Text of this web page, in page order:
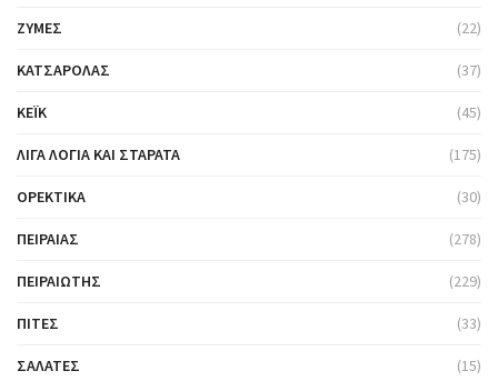
ΖΎΜΕΣ (22)
ΚΑΤΣΑΡΌΛΑΣ (37)
ΚΈΙΚ (45)
ΛΊΓΑ ΛΌΓΙΑ ΚΑΙ ΣΤΑΡΆΤΑ (175)
ΟΡΕΚΤΙΚΆ (30)
ΠΕΙΡΑΙΆΣ (278)
ΠΕΙΡΑΙΏΤΗΣ (229)
ΠΊΤΕΣ (33)
ΣΑΛΆΤΕΣ (15)